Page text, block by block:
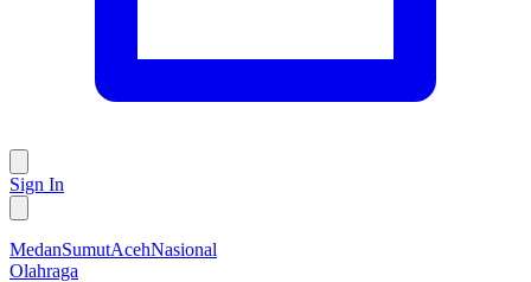
Sign In
MedanSumutAcehNasional
Olahraga